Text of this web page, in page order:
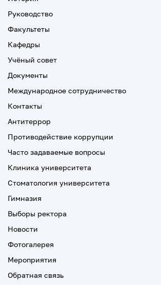
Руководство
Факультеты
Кафедры
Учёный совет
Документы
Международное сотрудничество
Контакты
Антитеррор
Противодействие коррупции
Часто задаваемые вопросы
Клиника университета
Стоматология университета
Гимназия
Выборы ректора
Новости
Фотогалерея
Мероприятия
Обратная связь